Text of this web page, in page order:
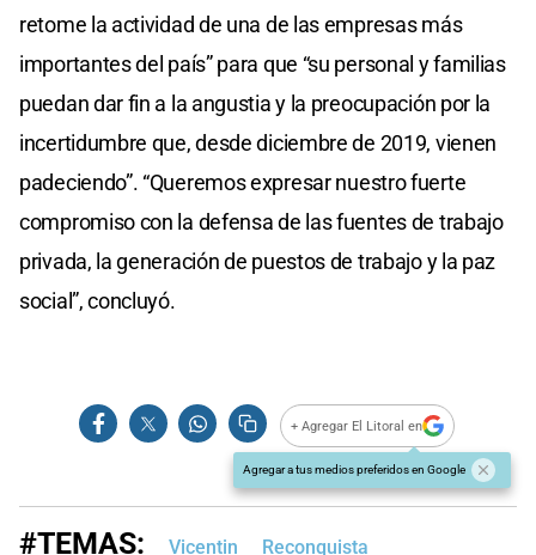
retome la actividad de una de las empresas más
importantes del país” para que “su personal y familias
puedan dar fin a la angustia y la preocupación por la
incertidumbre que, desde diciembre de 2019, vienen
padeciendo”. “Queremos expresar nuestro fuerte
compromiso con la defensa de las fuentes de trabajo
privada, la generación de puestos de trabajo y la paz
social”, concluyó.
+ Agregar El Litoral en
Agregar a tus medios preferidos en Google
#TEMAS: Vicentin Reconquista